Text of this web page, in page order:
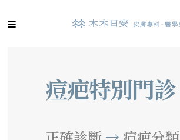
痘疤特別門診